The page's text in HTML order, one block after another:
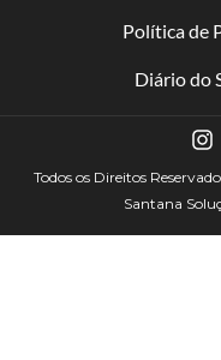
Política de
Diário do
Todos os Direitos
Santana